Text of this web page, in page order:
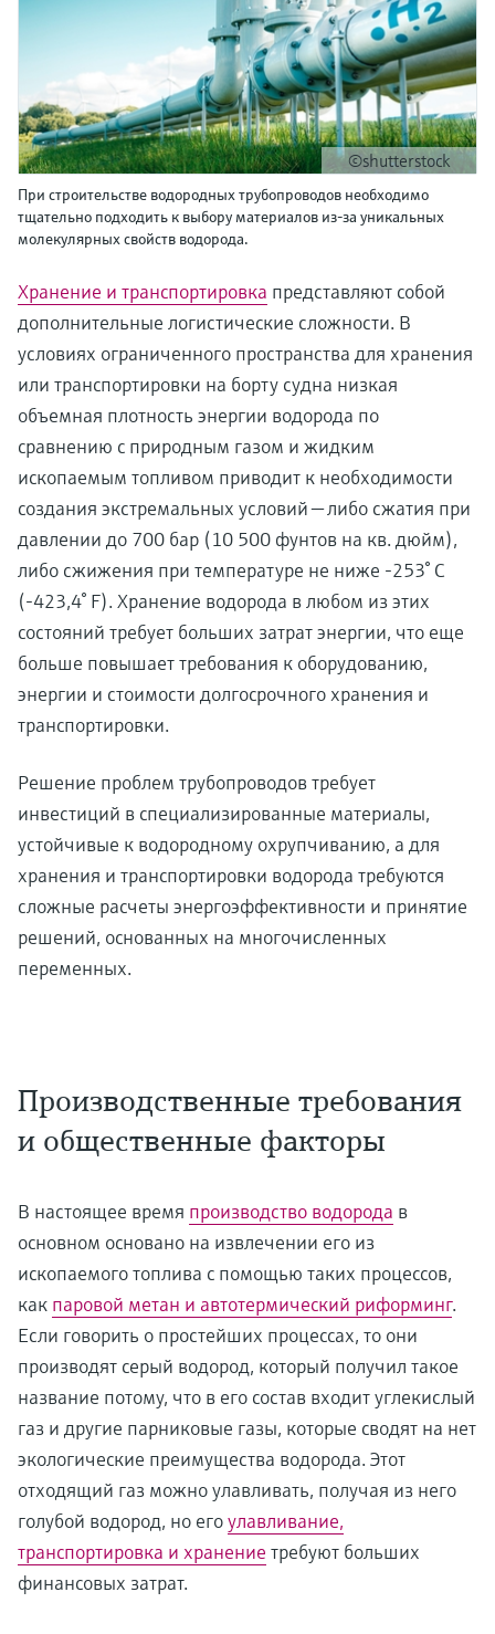
©shutterstock
При строительстве водородных трубопроводов необходимо
тщательно подходить к выбору материалов из-за уникальных
молекулярных свойств водорода.
Хранение и транспортировка представляют собой
дополнительные логистические сложности. В
условиях ограниченного пространства для хранения
или транспортировки на борту судна низкая
объемная плотность энергии водорода по
сравнению с природным газом и жидким
ископаемым топливом приводит к необходимости
создания экстремальных условий — либо сжатия при
давлении до 700 бар (10 500 фунтов на кв. дюйм),
либо сжижения при температуре не ниже -253° C
(-423,4° F). Хранение водорода в любом из этих
состояний требует больших затрат энергии, что еще
больше повышает требования к оборудованию,
энергии и стоимости долгосрочного хранения и
транспортировки.
Решение проблем трубопроводов требует
инвестиций в специализированные материалы,
устойчивые к водородному охрупчиванию, а для
хранения и транспортировки водорода требуются
сложные расчеты энергоэффективности и принятие
решений, основанных на многочисленных
переменных.
Производственные требования
и общественные факторы
В настоящее время производство водорода в
основном основано на извлечении его из
ископаемого топлива с помощью таких процессов,
как паровой метан и автотермический риформинг.
Если говорить о простейших процессах, то они
производят серый водород, который получил такое
название потому, что в его состав входит углекислый
газ и другие парниковые газы, которые сводят на нет
экологические преимущества водорода. Этот
отходящий газ можно улавливать, получая из него
голубой водород, но егоулавливание,
транспортировка и хранение требуют больших
финансовых затрат.